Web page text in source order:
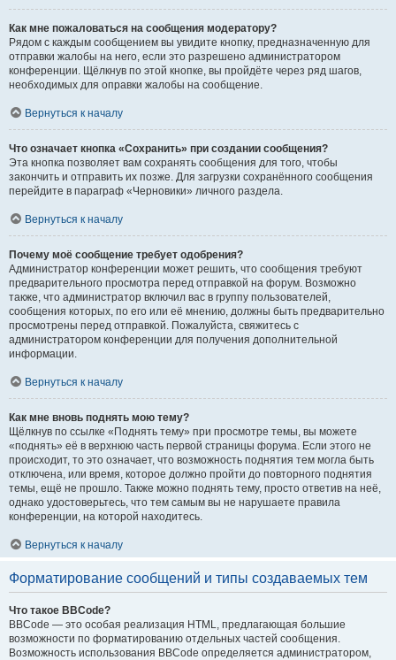
Как мне пожаловаться на сообщения модератору?
Рядом с каждым сообщением вы увидите кнопку, предназначенную для
отправки жалобы на него, если это разрешено администратором
конференции. Щёлкнув по этой кнопке, вы пройдёте через ряд шагов,
необходимых для оправки жалобы на сообщение.
Вернуться к началу
Что означает кнопка «Сохранить» при создании сообщения?
Эта кнопка позволяет вам сохранять сообщения для того, чтобы
закончить и отправить их позже. Для загрузки сохранённого сообщения
перейдите в параграф «Черновики» личного раздела.
Вернуться к началу
Почему моё сообщение требует одобрения?
Администратор конференции может решить, что сообщения требуют
предварительного просмотра перед отправкой на форум. Возможно
также, что администратор включил вас в группу пользователей,
сообщения которых, по его или её мнению, должны быть предварительно
просмотрены перед отправкой. Пожалуйста, свяжитесь с
администратором конференции для получения дополнительной
информации.
Вернуться к началу
Как мне вновь поднять мою тему?
Щёлкнув по ссылке «Поднять тему» при просмотре темы, вы можете
«поднять» её в верхнюю часть первой страницы форума. Если этого не
происходит, то это означает, что возможность поднятия тем могла быть
отключена, или время, которое должно пройти до повторного поднятия
темы, ещё не прошло. Также можно поднять тему, просто ответив на неё,
однако удостоверьтесь, что тем самым вы не нарушаете правила
конференции, на которой находитесь.
Вернуться к началу
Форматирование сообщений и типы создаваемых тем
Что такое BBCode?
BBCode — это особая реализация HTML, предлагающая большие
возможности по форматированию отдельных частей сообщения.
Возможность использования BBCode определяется администратором,